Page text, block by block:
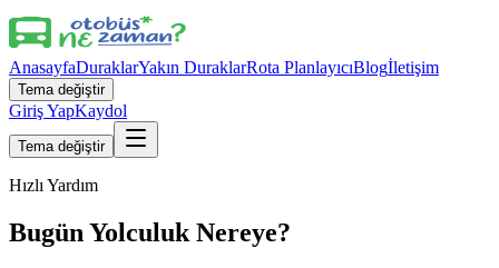
AnasayfaDuraklarYakın DuraklarRota PlanlayıcıBlogİletişim
Tema değiştir
Giriş YapKaydol
Tema değiştir
Hızlı Yardım
Bugün Yolculuk Nereye?